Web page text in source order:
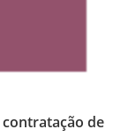
contratação de